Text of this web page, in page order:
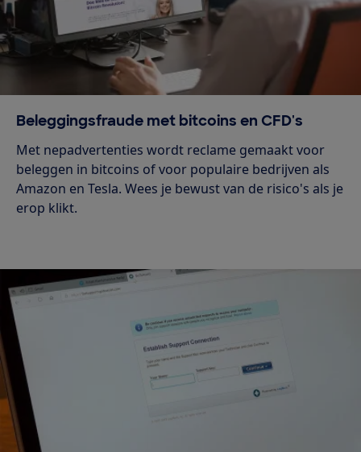
Beleggingsfraude met bitcoins en CFD's
Met nepadvertenties wordt reclame gemaakt voor
beleggen in bitcoins of voor populaire bedrijven als
Amazon en Tesla. Wees je bewust van de risico's als je
erop klikt.